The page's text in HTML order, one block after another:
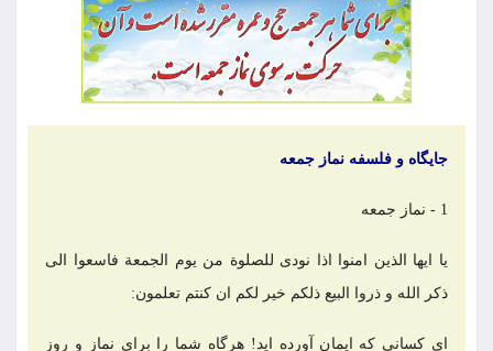
جایگاه و فلسفه نماز جمعه
1 - نماز جمعه
یا ایها الذین امنوا اذا نودی للصلوة من یوم الجمعة فاسعوا الی
ذکر الله و ذروا البیع ذلکم خیر لکم ان کنتم تعلمون:
ای کسانی که ایمان آورده اید! هرگاه شما را برای نماز و روز